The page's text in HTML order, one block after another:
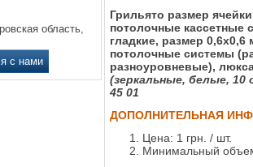
область,
с нами
Грильято размер
потолочные кассетные
гладкие, размер
потолочные системы
разноуровневые),
(зеркальные, белые, 10
45 01
ДОПОЛНИТЕЛЬНАЯ
Цена: 1 грн. / шт.
Минимальный